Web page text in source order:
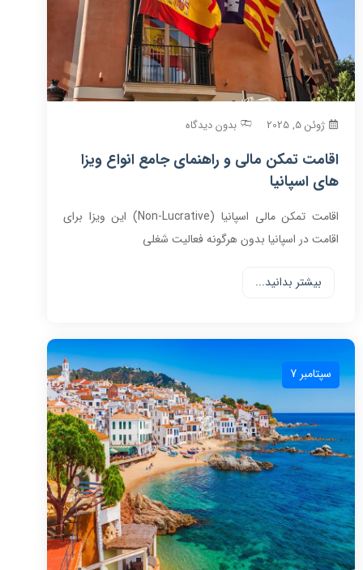
ژوئن 5, 2025 بدون دیدگاه
اقامت تمکن مالی و راهنمای جامع انواع ویزا
های اسپانیا
اقامت تمکن مالی اسپانیا (Non-Lucrative) این ویزا برای
اقامت در اسپانیا بدون هرگونه فعالیت شغلی
بیشتر بدانید...
سپتامبر 7